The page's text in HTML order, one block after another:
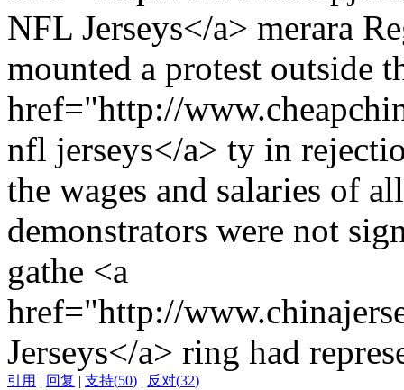
NFL Jerseys</a> merara
mounted a protest outside
href="http://
nfl jerseys</a> ty in
the wages and salaries of
demonstrators were not
gathe <a
href="http://
Jerseys</a> ring had
引用 | 回复 | 支持(50) | 反对(32)